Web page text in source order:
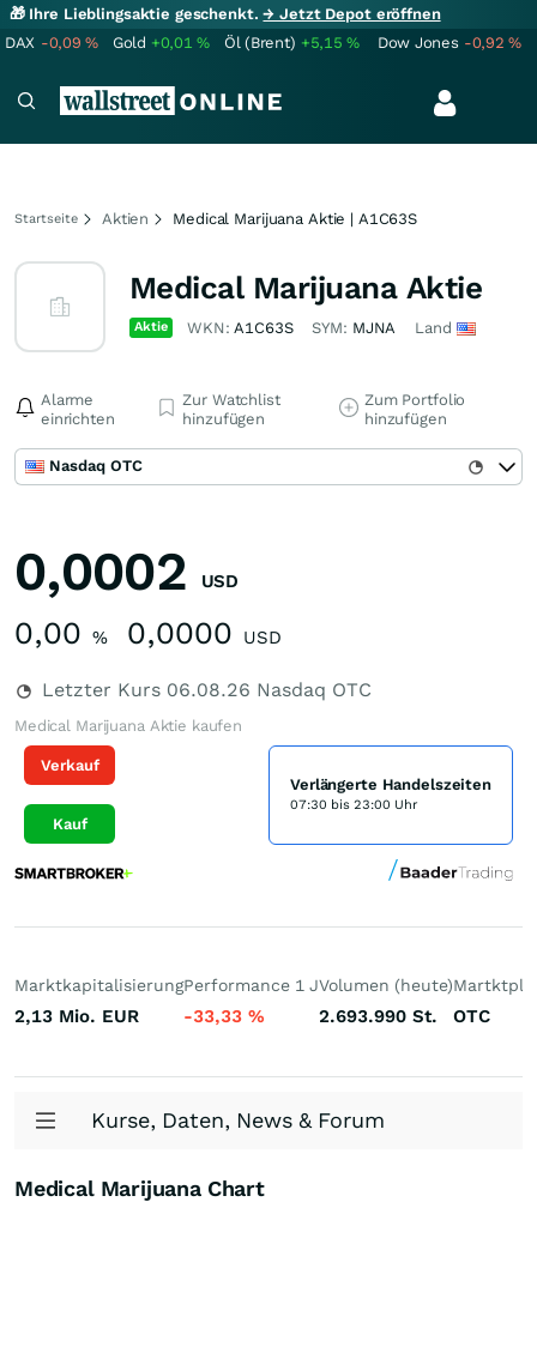
🎁 Ihre Lieblingsaktie geschenkt.→ Jetzt Depot eröffnen
DAX -0,09% Gold +0,01% Öl (Brent) +5,15% Dow Jones -0,92%
Startseite Aktien Medical Marijuana Aktie | A1C63S
Medical Marijuana Aktie
Aktie WKN:A1C63S SYM: MJNA Land
Alarme
einrichten
Zur Watchlist
hinzufügen
Zum Portfolio
hinzufügen
Nasdaq OTC
0,0002 USD
0,00 % 0,0000 USD
Letzter Kurs 06.08.26 Nasdaq OTC
Medical Marijuana Aktie kaufen
Verkauf
Kauf
Verlängerte Handelszeiten
07:30 bis 23:00 Uhr
Marktkapitalisierung
2,13 Mio. EUR
Performance 1 J
-33,33 %
Volumen (heute)
2.693.990 St. OTC
Kurse, Daten, News & Forum
Medical Marijuana Chart